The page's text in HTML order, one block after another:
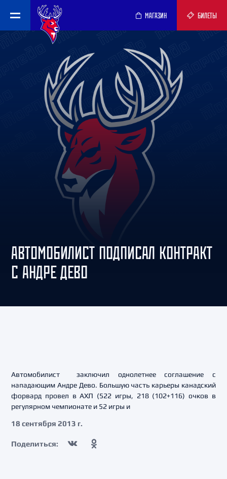
МАГАЗИН БИЛЕТЫ
АВТОМОБИЛИСТ ПОДПИСАЛ КОНТРАКТ
С АНДРЕ ДЕВО
Автомобилист заключил однолетнее соглашение с
нападающим Андре Дево. Большую часть карьеры канадский
форвард провел в АХЛ (522 игры, 218 (102+116) очков в
регулярном чемпионате и 52 игры и
18 сентября 2013 г.
Поделиться: